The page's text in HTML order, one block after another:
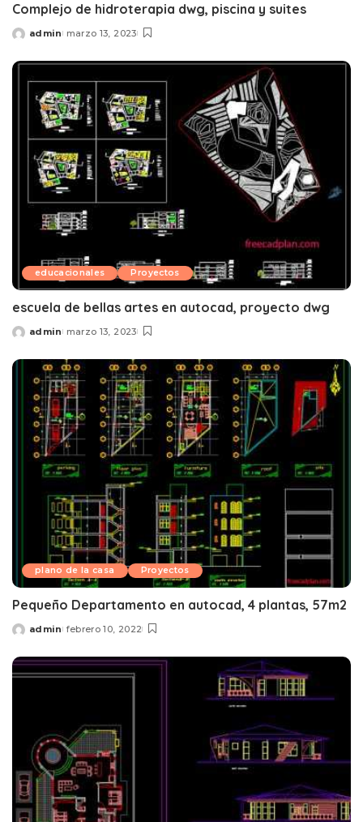
Complejo de hidroterapia dwg, piscina y suites
Posted
admin marzo 13, 2023
educacionales Proyectos
escuela de bellas artes en autocad, proyecto dwg
Posted
admin marzo 13, 2023
plano de la casa Proyectos
Pequeño Departamento en autocad, 4 plantas, 57m2
Posted
admin febrero 10, 2022